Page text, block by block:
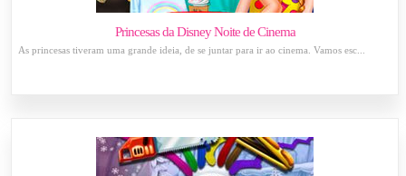
Princesas da Disney Noite de Cinema
As princesas tiveram uma grande ideia, de se juntar para ir ao cinema. Vamos esc...